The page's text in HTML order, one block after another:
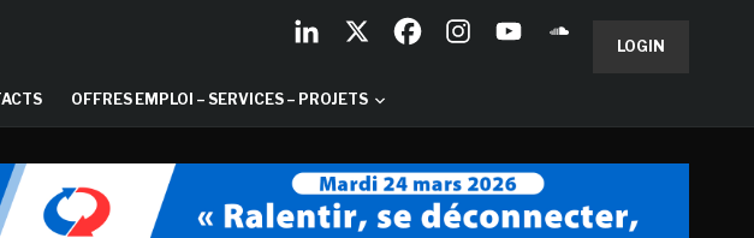
LOGIN
OFFRES EMPLOI – SERVICES – PROJETS